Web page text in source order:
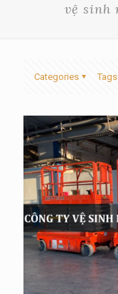
vệ sinh
Categories Tags